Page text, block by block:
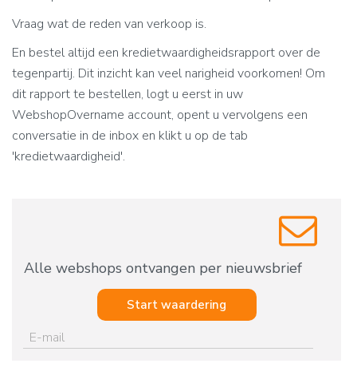
Vraag wat de reden van verkoop is.
En bestel altijd een kredietwaardigheidsrapport over de
tegenpartij. Dit inzicht kan veel narigheid voorkomen! Om
dit rapport te bestellen, logt u eerst in uw
WebshopOvername account, opent u vervolgens een
conversatie in de inbox en klikt u op de tab
'kredietwaardigheid'.
Alle webshops ontvangen per nieuwsbrief
Start waardering